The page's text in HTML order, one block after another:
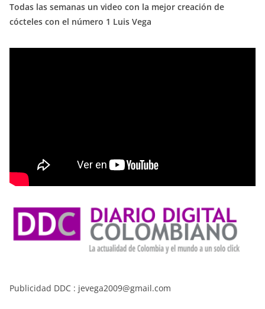
Todas las semanas un video con la mejor creación de
cócteles con el número 1 Luis Vega
Publicidad DDC : jevega2009@gmail.com